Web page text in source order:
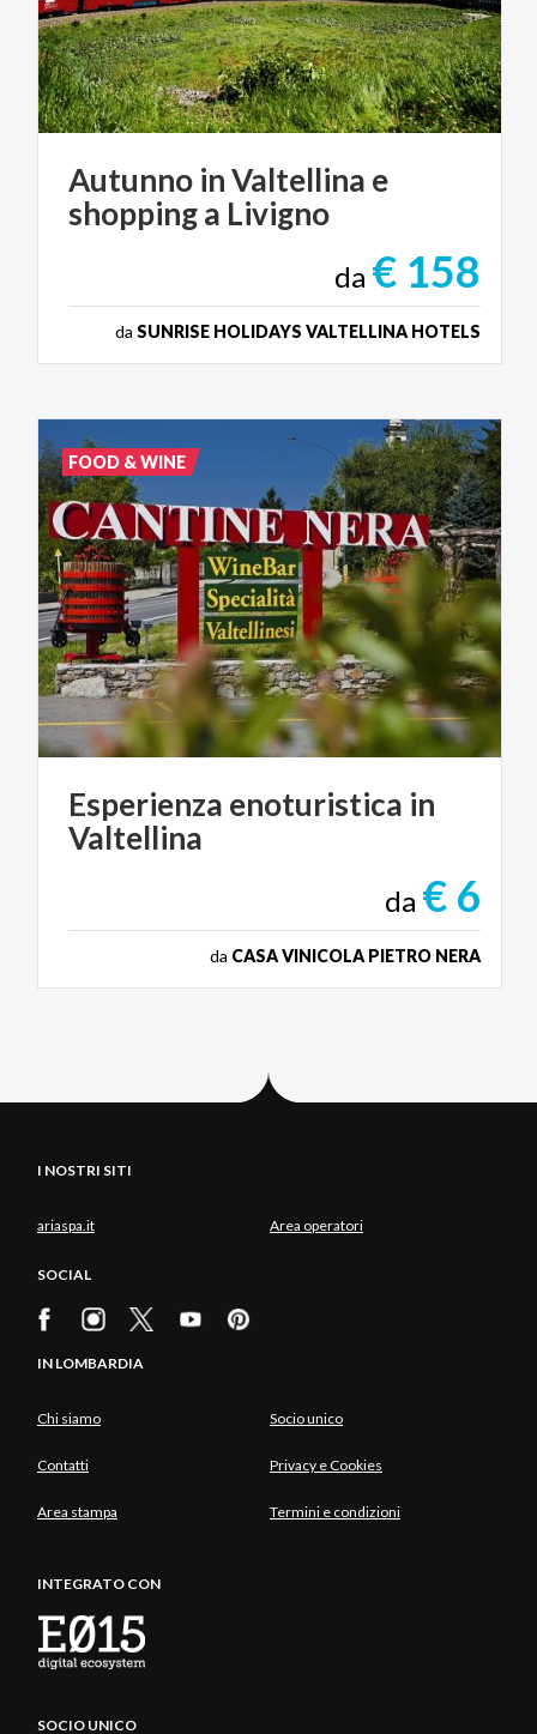
Autunno inValtellina e
shoppinga Livigno
da € 158
da SUNRISE HOLIDAYS VALTELLINA HOTELS
Esperienza enoturistica in
Valtellina
da € 6
da CASA VINICOLA PIETRO NERA
FOOD & WINE
I NOSTRI SITI
ariaspa.it Area operatori
SOCIAL
IN LOMBARDIA
Chi siamo Socio unico
Contatti Privacy e Cookies
Area stampa Termini e condizioni
INTEGRATO CON
SOCIO UNICO